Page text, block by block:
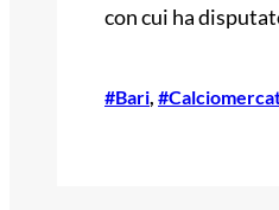
con cui ha
#Bari,